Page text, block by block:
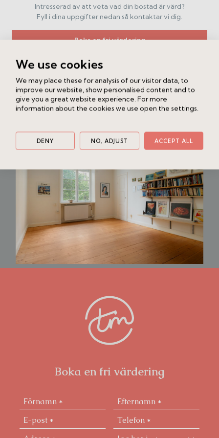
Intresserad av att veta vad din bostad är värd?
Fyll i dina uppgifter nedan så kontaktar vi dig.
Boka en fri värdering
Liknande bostad
Klippgatan 21
Södermalm 2 rok 52.5 kvm
Boka en fri värdering
We use cookies
We may place these for analysis of our visitor data, to
improve our website, show personalised content and to
give you a great website experience. For more
information about the cookies we use open the settings.
DENY NO, ADJUST ACCEPT ALL